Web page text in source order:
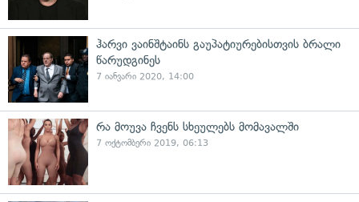
ჰარვი ვაინშტაინს გაუპატიურებისთვის ბრალი
წარუდგინეს
7 იანვარი 2020, 14:00
რა მოუვა ჩვენს სხეულებს მომავალში
7 ოქტომბერი 2019, 06:13